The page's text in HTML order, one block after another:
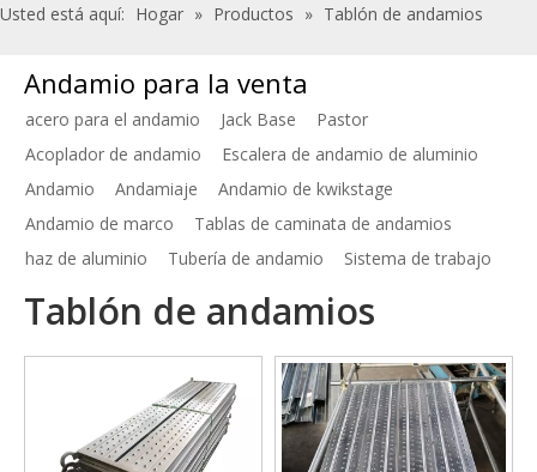
Usted está aquí: Hogar » Productos » Tablón de andamios
Andamio para la venta
acero para el andamio Jack Base
Pastor
Acoplador de andamio
Escalera de andamio de aluminio
Andamio
Andamiaje
Andamio de kwikstage
Andamio de marco
Tablas de caminata de andamios
haz de aluminio
Tubería de andamio Sistema de trabajo
Tablón de andamios